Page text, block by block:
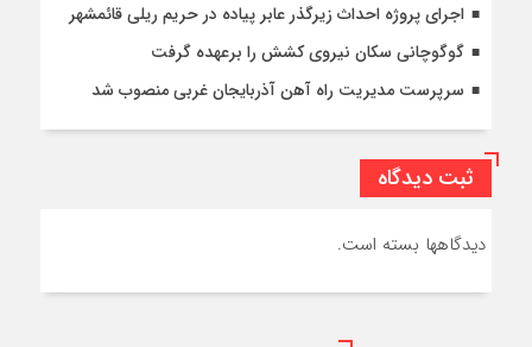
اجرای پروژه احداث زیرگذر عابر پیاده در حریم ریلی قائمشهر
گوگوچانی سکان نیروی کشش را برعهده گرفت
سرپرست مدیریت راه آهن آذربایجان غربی منصوب شد
ثبت دیدگاه
دیدگاهها بسته است.